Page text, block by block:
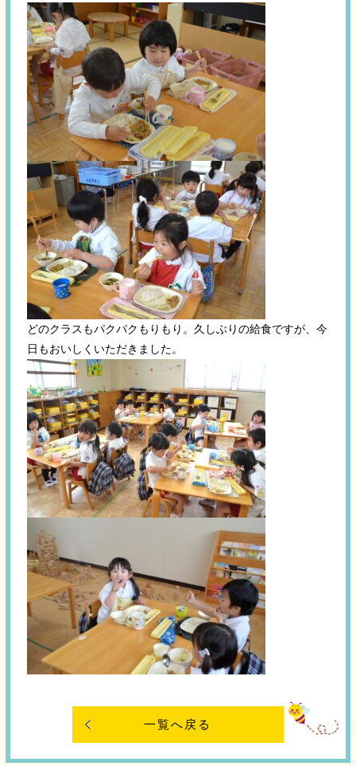
どのクラスもパクパクもりもり。久しぶりの給食ですが、今
日もおいしくいただきました。
一覧へ戻る